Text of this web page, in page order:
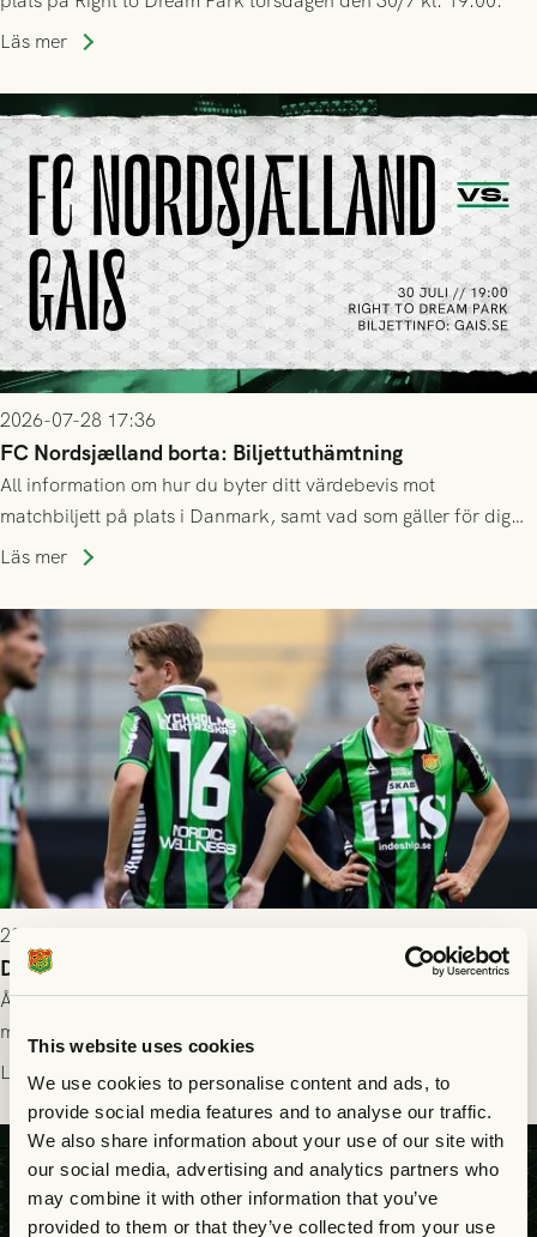
This website uses cookies
We use cookies to personalise content and ads, to
provide social media features and to analyse our traffic.
We also share information about your use of our site with
our social media, advertising and analytics partners who
may combine it with other information that you’ve
provided to them or that they’ve collected from your use
Läs mer
2026-07-28 17:36
FC Nordsjælland borta: Biljettuthämtning
All information om hur du byter ditt värdebevis mot
matchbiljett på plats i Danmark, samt vad som gäller för dig
som står på reservlista eller fått förhinder.
Läs mer
2026-07-26 21:00
Delad poäng mot Halmstads BK
Åter i Allsvenskan stod Halmstads BK för motståndet i en
match som vägde tungt till fördel för GAIS, men där poängen
delades efter dramatik på tilläggstid.
Läs mer